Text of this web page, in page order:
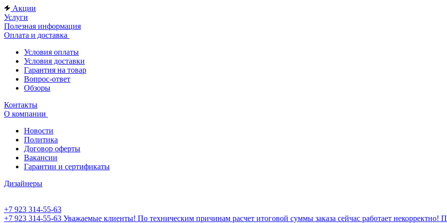
Акции
Услуги
Полезная информация
Оплата и доставка
Условия оплаты
Условия доставки
Гарантия на товар
Вопрос-ответ
Обзоры
Контакты
О компании
Новости
Политика
Договор оферты
Вакансии
Гарантии и сертификаты
Дизайнеры
+7 923 314-55-63
+7 923 314-55-63 Уважаемые клиенты! По техническим причинам расчет итоговой суммы заказа сейчас работает